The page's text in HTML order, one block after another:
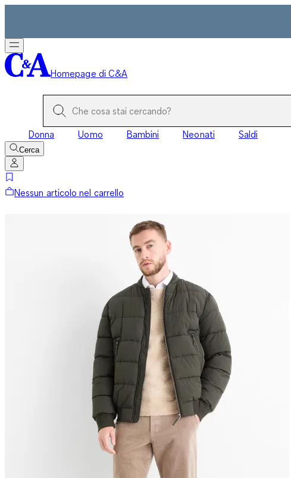
Homepage di C&A
Donna Uomo Bambini Neonati Saldi
Cerca
Nessun articolo nel carrello